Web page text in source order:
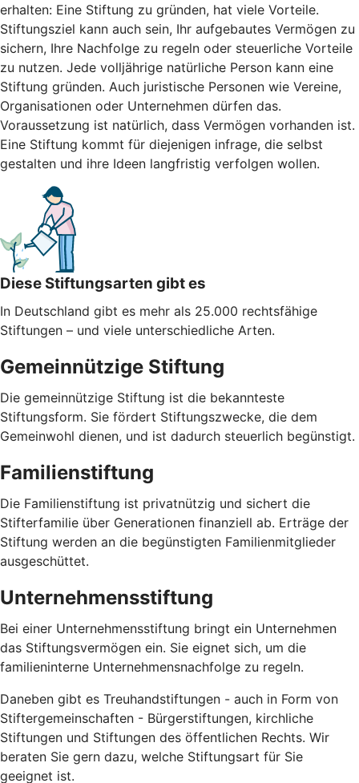
erhalten: Eine Stiftung zu gründen, hat viele Vorteile.
Stiftungsziel kann auch sein, Ihr aufgebautes Vermögen zu
sichern, Ihre Nachfolge zu regeln oder steuerliche Vorteile
zu nutzen. Jede volljährige natürliche Person kann eine
Stiftung gründen. Auch juristische Personen wie Vereine,
Organisationen oder Unternehmen dürfen das.
Voraussetzung ist natürlich, dass Vermögen vorhanden ist.
Eine Stiftung kommt für diejenigen infrage, die selbst
gestalten und ihre Ideen langfristig verfolgen wollen.
Diese Stiftungsarten gibt es
In Deutschland gibt es mehr als 25.000 rechtsfähige
Stiftungen – und viele unterschiedliche Arten.
Gemeinnützige Stiftung
Die gemeinnützige Stiftung ist die bekannteste
Stiftungsform. Sie fördert Stiftungszwecke, die dem
Gemeinwohl dienen, und ist dadurch steuerlich begünstigt.
Familienstiftung
Die Familienstiftung ist privatnützig und sichert die
Stifterfamilie über Generationen finanziell ab. Erträge der
Stiftung werden an die begünstigten Familienmitglieder
ausgeschüttet.
Unternehmensstiftung
Bei einer Unternehmensstiftung bringt ein Unternehmen
das Stiftungsvermögen ein. Sie eignet sich, um die
familieninterne Unternehmensnachfolge zu regeln.
Daneben gibt es Treuhandstiftungen - auch in Form von
Stiftergemeinschaften - Bürgerstiftungen, kirchliche
Stiftungen und Stiftungen des öffentlichen Rechts. Wir
beraten Sie gern dazu, welche Stiftungsart für Sie
geeignet ist.